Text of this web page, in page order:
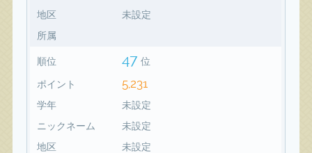
地区
未設定
所属
順位 47 位
ポイント 5,231
学年
未設定
ニックネーム
未設定
地区
未設定